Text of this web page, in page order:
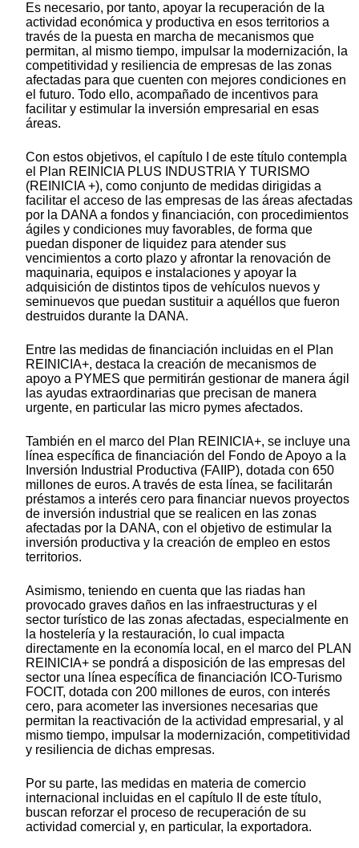
Es necesario, por tanto, apoyar la recuperación de la
actividad económica y productiva en esos territorios a
través de la puesta en marcha de mecanismos que
permitan, al mismo tiempo, impulsar la modernización, la
competitividad y resiliencia de empresas de las zonas
afectadas para que cuenten con mejores condiciones en
el futuro. Todo ello, acompañado de incentivos para
facilitar y estimular la inversión empresarial en esas
áreas.
Con estos objetivos, el capítulo I de este título contempla
el Plan REINICIA PLUS INDUSTRIA Y TURISMO
(REINICIA +), como conjunto de medidas dirigidas a
facilitar el acceso de las empresas de las áreas afectadas
por la DANA a fondos y financiación, con procedimientos
ágiles y condiciones muy favorables, de forma que
puedan disponer de liquidez para atender sus
vencimientos a corto plazo y afrontar la renovación de
maquinaria, equipos e instalaciones y apoyar la
adquisición de distintos tipos de vehículos nuevos y
seminuevos que puedan sustituir a aquéllos que fueron
destruidos durante la DANA.
Entre las medidas de financiación incluidas en el Plan
REINICIA+, destaca la creación de mecanismos de
apoyo a PYMES que permitirán gestionar de manera ágil
las ayudas extraordinarias que precisan de manera
urgente, en particular las micro pymes afectados.
También en el marco del Plan REINICIA+, se incluye una
línea específica de financiación del Fondo de Apoyo a la
Inversión Industrial Productiva (FAIIP), dotada con 650
millones de euros. A través de esta línea, se facilitarán
préstamos a interés cero para financiar nuevos proyectos
de inversión industrial que se realicen en las zonas
afectadas por la DANA, con el objetivo de estimular la
inversión productiva y la creación de empleo en estos
territorios.
Asimismo, teniendo en cuenta que las riadas han
provocado graves daños en las infraestructuras y el
sector turístico de las zonas afectadas, especialmente en
la hostelería y la restauración, lo cual impacta
directamente en la economía local, en el marco del PLAN
REINICIA+ se pondrá a disposición de las empresas del
sector una línea específica de financiación ICO-Turismo
FOCIT, dotada con 200 millones de euros, con interés
cero, para acometer las inversiones necesarias que
permitan la reactivación de la actividad empresarial, y al
mismo tiempo, impulsar la modernización, competitividad
y resiliencia de dichas empresas.
Por su parte, las medidas en materia de comercio
internacional incluidas en el capítulo II de este título,
buscan reforzar el proceso de recuperación de su
actividad comercial y, en particular, la exportadora.